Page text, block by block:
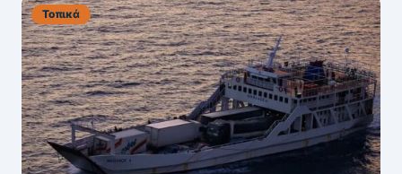
Τοπικά